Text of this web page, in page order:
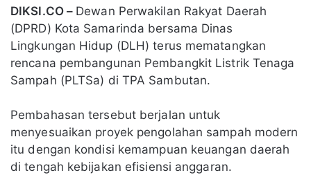
DIKSI.CO – Dewan Perwakilan Rakyat Daerah
(DPRD) Kota Samarinda bersama Dinas
Lingkungan Hidup (DLH) terus mematangkan
rencana pembangunan Pembangkit Listrik Tenaga
Sampah (PLTSa) di TPA Sambutan.
Pembahasan tersebut berjalan untuk
menyesuaikan proyek pengolahan sampah modern
itu dengan kondisi kemampuan keuangan daerah
di tengah kebijakan efisiensi anggaran.